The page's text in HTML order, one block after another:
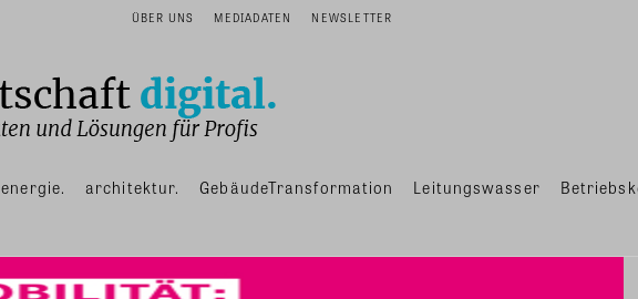
ÜBER UNS MEDIADATEN NEWSLETTER
energie. architektur. GebäudeTransformation Leitungswasser